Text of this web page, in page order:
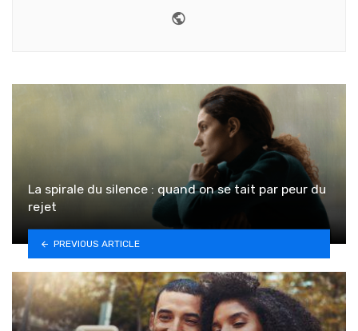
La spirale du silence : quand on se tait par peur du
rejet
PREVIOUS ARTICLE